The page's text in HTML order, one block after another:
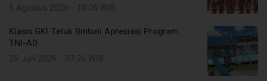
Klasis GKI Teluk Bintuni Apresiasi Program
TNI-AD